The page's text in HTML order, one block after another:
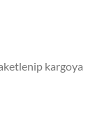
kargoya